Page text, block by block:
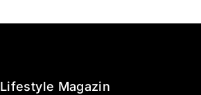
Lifestyle Magazin